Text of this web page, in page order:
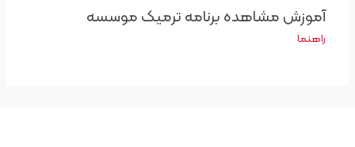
آموزش مشاهده برنامه ترمیک موسسه
راهنما